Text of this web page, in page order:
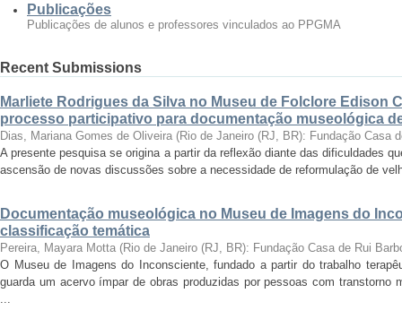
Publicações
Publicações de alunos e professores vinculados ao PPGMA
Recent Submissions
Marliete Rodrigues da Silva no Museu de Folclore Edison
processo participativo para documentação museológica
Dias, Mariana Gomes de Oliveira (Rio de Janeiro (RJ, BR): Fundação Casa
A presente pesquisa se origina a partir da reflexão diante das dificuldades
ascensão de novas discussões sobre a necessidade de reformulação de
Documentação museológica no Museu de Imagens do
classificação temática
Pereira, Mayara Motta (Rio de Janeiro (RJ, BR): Fundação Casa de Rui
O Museu de Imagens do Inconsciente, fundado a partir do trabalho
guarda um acervo ímpar de obras produzidas por pessoas com transtorno